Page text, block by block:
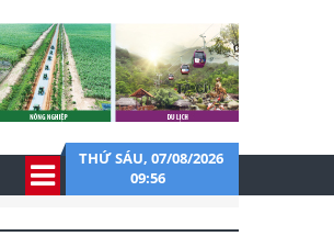
THỨ SÁU, 07/08/2026
09:56